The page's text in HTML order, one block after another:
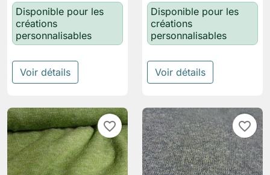
Disponible pour les
créations
personnalisables
Voir détails
Disponible pour les
créations
personnalisables
Voir détails
favorite_border favorite_border